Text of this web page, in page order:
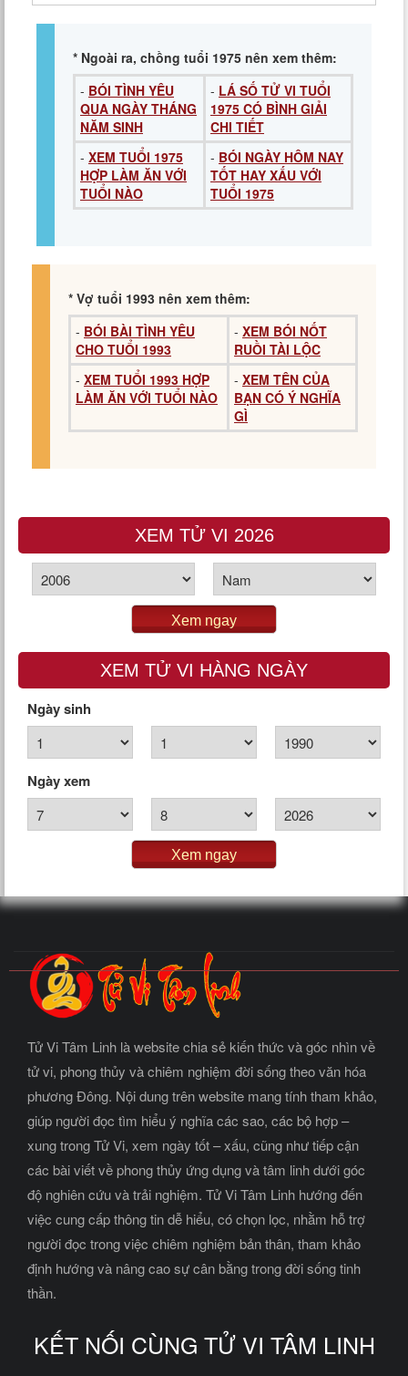
* Ngoài ra, chồng tuổi 1975 nên xem thêm:
- BÓI TÌNH YÊU
QUA NGÀY THÁNG
NĂM SINH
- LÁ SỐ TỬ VI TUỔI
1975 CÓ BÌNH GIẢI
CHI TIẾT
- XEM TUỔI 1975
HỢP LÀM ĂN VỚI
TUỔI NÀO
- BÓI NGÀY HÔM NAY
TỐT HAY XẤU VỚI
TUỔI 1975
* Vợ tuổi 1993 nên xem thêm:
- BÓI BÀI TÌNH YÊU
CHO TUỔI 1993
- XEM BÓI NỐT
RUỒI TÀI LỘC
- XEM TUỔI 1993 HỢP
LÀM ĂN VỚI TUỔI NÀO
- XEM TÊN CỦA
BẠN CÓ Ý NGHĨA
GÌ
XEM TỬ VI 2026
Xem ngay
XEM TỬ VI HÀNG NGÀY
Ngày sinh
Ngày xem
Xem ngay
Tử Vi Tâm Linh là website chia sẻ kiến thức và góc nhìn về
tử vi, phong thủy và chiêm nghiệm đời sống theo văn hóa
phương Đông. Nội dung trên website mang tính tham khảo,
giúp người đọc tìm hiểu ý nghĩa các sao, các bộ hợp –
xung trong Tử Vi, xem ngày tốt – xấu, cũng như tiếp cận
các bài viết về phong thủy ứng dụng và tâm linh dưới góc
độ nghiên cứu và trải nghiệm. Tử Vi Tâm Linh hướng đến
việc cung cấp thông tin dễ hiểu, có chọn lọc, nhằm hỗ trợ
người đọc trong việc chiêm nghiệm bản thân, tham khảo
định hướng và nâng cao sự cân bằng trong đời sống tinh
thần.
KẾT NỐI CÙNG TỬ VI TÂM LINH